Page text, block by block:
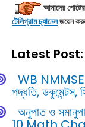
আমাদের
টেলিগ্রাম চ্যানেলজয়েন
Latest Post:
WB NMMSE
পদ্ধতি, ডকুমেন্টস,
অনুপাত ও